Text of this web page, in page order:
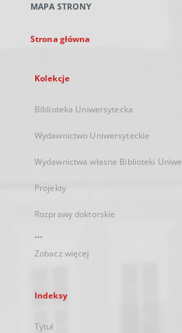
karcie
MAPA STRONY
Strona główna
Kolekcje
Biblioteka Uniwersytecka
Wydawnictwo Uniwersyteckie
Wydawnictwa własne Biblioteki
Projekty
Rozprawy doktorskie
...
Zobacz więcej
Indeksy
Tytuł